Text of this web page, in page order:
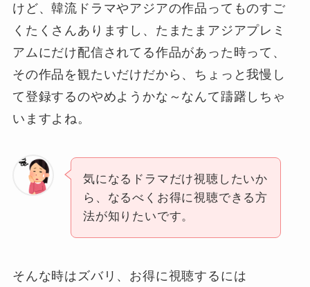
けど、韓流ドラマやアジアの作品ってものすご
くたくさんありますし、たまたまアジアプレミ
アムにだけ配信されてる作品があった時って、
その作品を観たいだけだから、ちょっと我慢し
て登録するのやめようかな～なんて躊躇しちゃ
いますよね。
気になるドラマだけ視聴したいか
ら、なるべくお得に視聴できる方
法が知りたいです。
そんな時はズバリ、お得に視聴するには